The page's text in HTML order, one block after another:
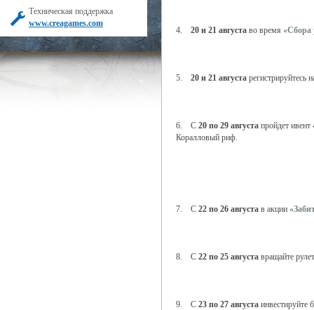
Техническая поддержка
www.creagames.com
4. 20 и 21 августа во время
5. 20 и 21 августа регистрируйтесь
6. С 20 по 29 августа пройдет ивент
Коралловый риф.
7. С 22 по 26 августа в акции
8. С 22 по 25 августа вращайте
9. С 23 по 27 августа инвестируйте